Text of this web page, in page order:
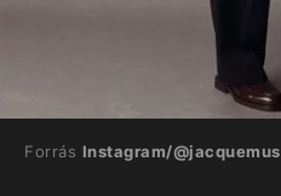
Forrás Instagram/@jacquemus